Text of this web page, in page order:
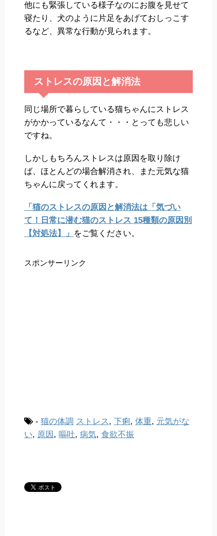
他にも緊張している様子なのにお腹を見せて
寝たり、犬のように片足をあげておしっこす
るなど、異常な行動が見られます。
ストレスの原因と解消法
同じ場所で暮らしている猫ちゃんにストレス
がかかっているなんて・・・とっても悲しい
ですね。
しかしもちろんストレスは原因を取り除け
ば、ほとんどの場合解消され、また元気な猫
ちゃんに戻ってくれます。
「猫のストレスの原因と解消法は「気づい
て！日常に潜む猫のストレス 15種類の原因別
【対処法】」 をご覧ください。
スポンサーリンク
- 猫の体調 ストレス, 下痢, 体重, 元気がな
い, 原因 , 嘔吐, 病気, 食欲不振